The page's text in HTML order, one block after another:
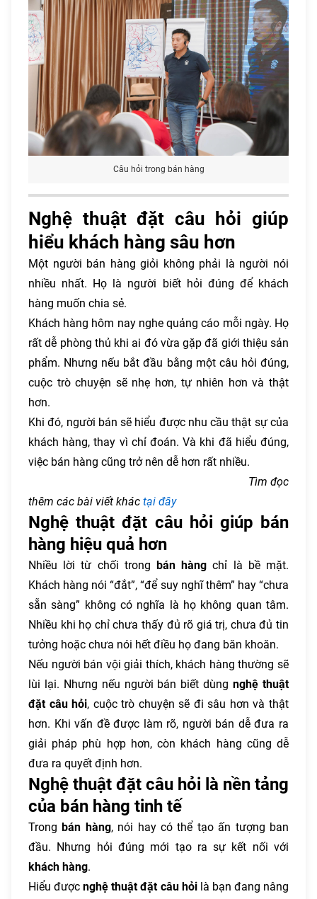
Câu hỏi trong bán hàng
Nghệ thuật đặt câu hỏi giúp
hiểu khách hàng sâu hơn
Một người bán hàng giỏi không phải là người nói
nhiều nhất. Họ là người biết hỏi đúng để khách
hàng muốn chia sẻ.
Khách hàng hôm nay nghe quảng cáo mỗi ngày. Họ
rất dễ phòng thủ khi ai đó vừa gặp đã giới thiệu sản
phẩm. Nhưng nếu bắt đầu bằng một câu hỏi đúng,
cuộc trò chuyện sẽ nhẹ hơn, tự nhiên hơn và thật
hơn.
Khi đó, người bán sẽ hiểu được nhu cầu thật sự của
khách hàng, thay vì chỉ đoán. Và khi đã hiểu đúng,
việc bán hàng cũng trở nên dễ hơn rất nhiều.
Tìm đọc
thêm các bài viết khác tại đây
Nghệ thuật đặt câu hỏi giúp bán
hàng hiệu quả hơn
Nhiều lời từ chối trong bán hàng chỉ là bề mặt.
Khách hàng nói “đắt”, “để suy nghĩ thêm” hay “chưa
sẵn sàng” không có nghĩa là họ không quan tâm.
Nhiều khi họ chỉ chưa thấy đủ rõ giá trị, chưa đủ tin
tưởng hoặc chưa nói hết điều họ đang băn khoăn.
Nếu người bán vội giải thích, khách hàng thường sẽ
lùi lại. Nhưng nếu người bán biết dùngnghệ thuật
đặt câu hỏi, cuộc trò chuyện sẽ đi sâu hơn và thật
hơn. Khi vấn đề được làm rõ, người bán dễ đưa ra
giải pháp phù hợp hơn, còn khách hàng cũng dễ
đưa ra quyết định hơn.
Nghệ thuật đặt câu hỏi là nền tảng
của bán hàng tinh tế
Trongbán hàng, nói hay có thể tạo ấn tượng ban
đầu. Nhưng hỏi đúng mới tạo ra sự kết nối với
khách hàng.
Hiểu đượcnghệ thuật đặt câu hỏilà bạn đang nâng